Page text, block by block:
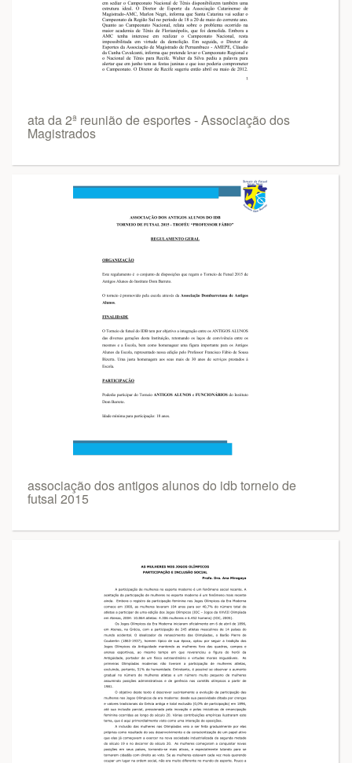
ata da 2ª reunião de esportes - Associação dos
Magistrados
associação dos antigos alunos do idb torneio de
futsal 2015